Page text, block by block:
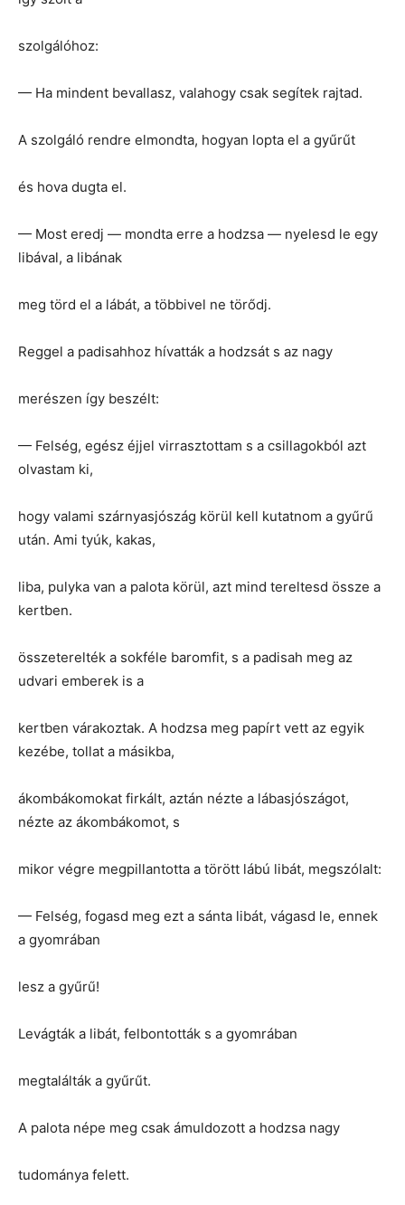
szolgálóhoz:
— Ha mindent bevallasz, valahogy csak segítek rajtad.
A szolgáló rendre elmondta, hogyan lopta el a gyűrűt
és hova dugta el.
— Most eredj — mondta erre a hodzsa — nyelesd le egy
libával, a libának
meg törd el a lábát, a többivel ne törődj.
Reggel a padisahhoz hívatták a hodzsát s az nagy
merészen így beszélt:
— Felség, egész éjjel virrasztottam s a csillagokból azt
olvastam ki,
hogy valami szárnyasjószág körül kell kutatnom a gyűrű
után. Ami tyúk, kakas,
liba, pulyka van a palota körül, azt mind tereltesd össze a
kertben.
összeterelték a sokféle baromfit, s a padisah meg az
udvari emberek is a
kertben várakoztak. A hodzsa meg papírt vett az egyik
kezébe, tollat a másikba,
ákombákomokat firkált, aztán nézte a lábasjószágot,
nézte az ákombákomot, s
mikor végre megpillantotta a törött lábú libát, megszólalt:
— Felség, fogasd meg ezt a sánta libát, vágasd le, ennek
a gyomrában
lesz a gyűrű!
Levágták a libát, felbontották s a gyomrában
megtalálták a gyűrűt.
A palota népe meg csak ámuldozott a hodzsa nagy
tudománya felett.